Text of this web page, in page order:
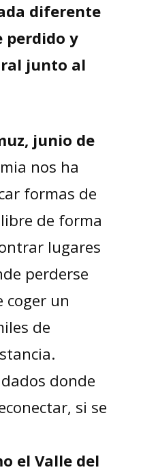
diferente
perdido y
junto al
junio de
nos ha
formas de
de forma
lugares
perderse
coger un
de
donde
si se
el Valle del